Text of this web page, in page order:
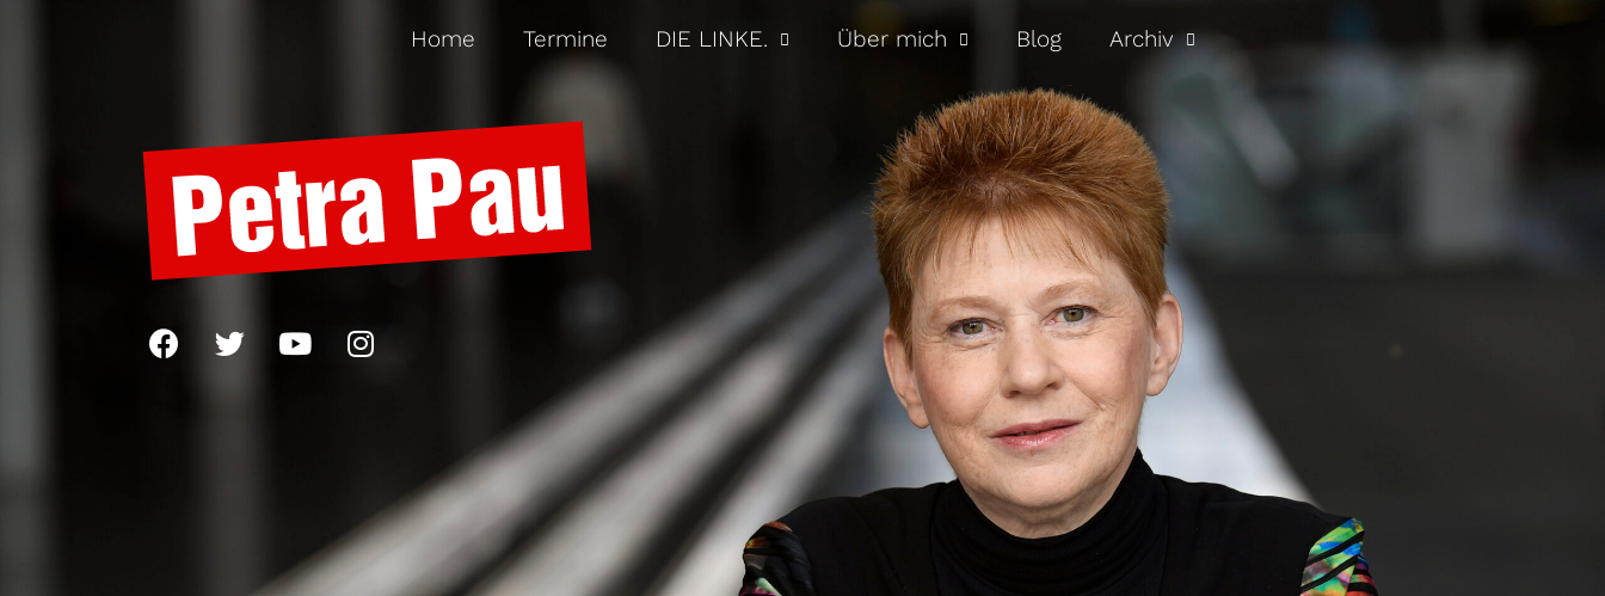
Home Termine DIE LINKE. Über mich Blog Archiv